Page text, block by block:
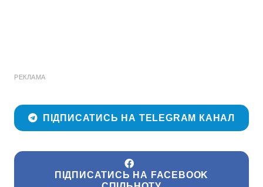
РЕКЛАМА
ПІДПИСАТИСЬ НА TELEGRAM КАНАЛ
ПІДПИСАТИСЬ НА FACEBOOK